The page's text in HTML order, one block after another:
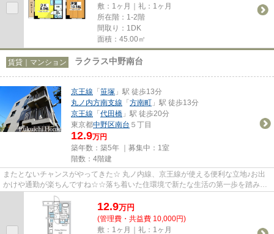
敷：1ヶ月｜礼：1ヶ月
所在階：1-2階
間取り：1DK
面積：45.00㎡
賃貸｜マンション ラクラス中野南台
京王線 「笹塚 」駅 徒歩13分
丸ノ内方南支線 「方南町 」駅 徒歩13分
京王線 「代田橋 」駅 徒歩20分
東京都中野区南台 ５丁目
12.9万円
築年数：築5年 ｜募集中： 1室
階数：4階建
またとないチャンスがやってきた☆ 丸ノ内線、京王線が使える便利な立地♪お出
かけや通勤が楽ちんですね☆☆落ち着いた住環境で新たな生活の第一歩を踏み出
12.9万円
(管理費・共益費 10,000円)
敷：1ヶ月｜礼：1ヶ月